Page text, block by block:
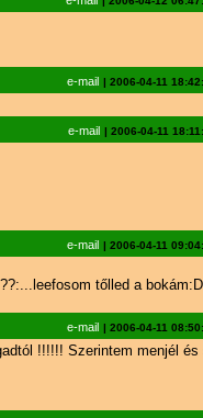
e-mail | 2006-04-11
e-mail | 2006-04-11
e-mail | 2006-04-11
tőlled a bokám:D
e-mail | 2006-04-11
!!!!!! Szerintem menjél és